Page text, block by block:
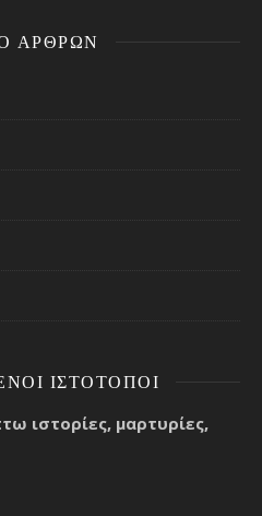
ΑΡΘΡΩΝ
ΙΣΤΌΤΟΠΟΙ
ιστορίες, μαρτυρίες,